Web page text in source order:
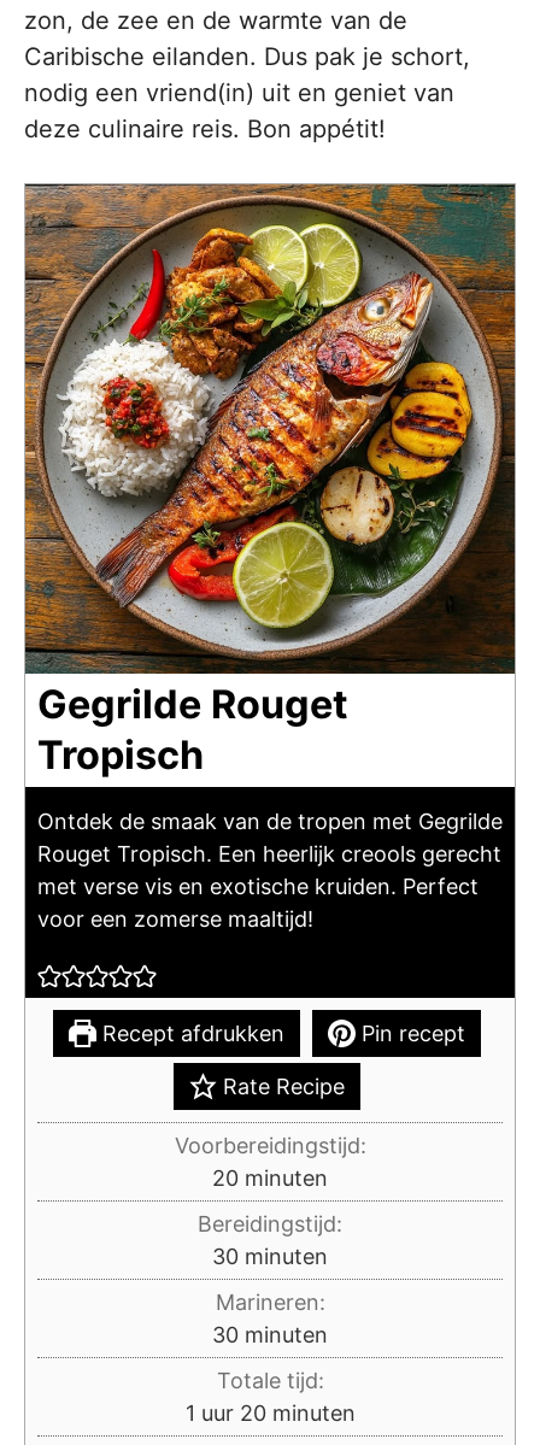
zon, de zee en de warmte van de
Caribische eilanden. Dus pak je schort,
nodig een vriend(in) uit en geniet van
deze culinaire reis. Bon appétit!
Gegrilde Rouget
Tropisch
Ontdek de smaak van de tropen met Gegrilde
Rouget Tropisch. Een heerlijk creools gerecht
met verse vis en exotische kruiden. Perfect
voor een zomerse maaltijd!
Recept afdrukken Pin recept
Rate Recipe
Voorbereidingstijd:
20minuten
minuten
Bereidingstijd:
30minuten
minuten
Marineren:
30minuten
minuten
Totale tijd:
1 uur
uur 20minuten
minuten